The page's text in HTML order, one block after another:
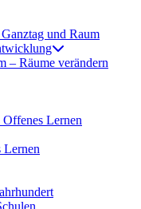
und Raum
– Räume verändern
Lernen
Lernen